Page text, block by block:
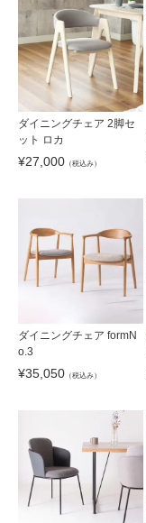
ダイニングチェア 2脚セ
ット ロカ
¥27,000 （税込み）
ダイニングチェア formN
o.3
¥35,050 （税込み）